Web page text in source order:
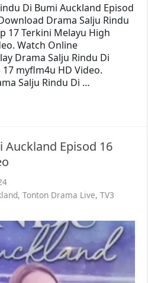
Di Bumi Auckland Episod
Drama Salju Rindu
17 Terkini Melayu High
Watch Online
Drama Salju Rindu Di
myflm4u HD Video.
Salju Rindu Di …
Auckland Episod 16
,Tonton Drama Live,TV3